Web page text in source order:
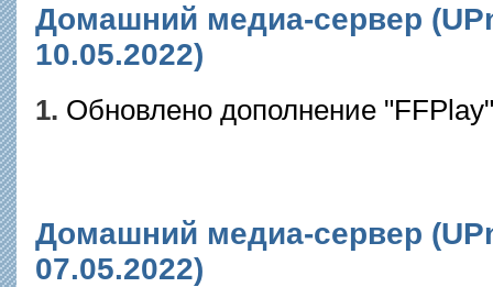
Домашний медиа-сервер
10.05.2022)
1. Обновлено дополнение
Домашний медиа-сервер
07.05.2022)